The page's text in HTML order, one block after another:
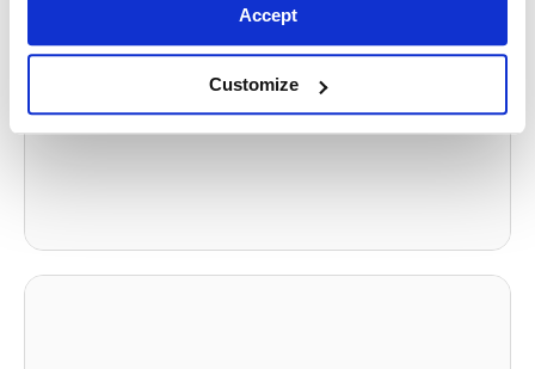
Accept
Customize
De qué están hechos los sellos hidráulicos?